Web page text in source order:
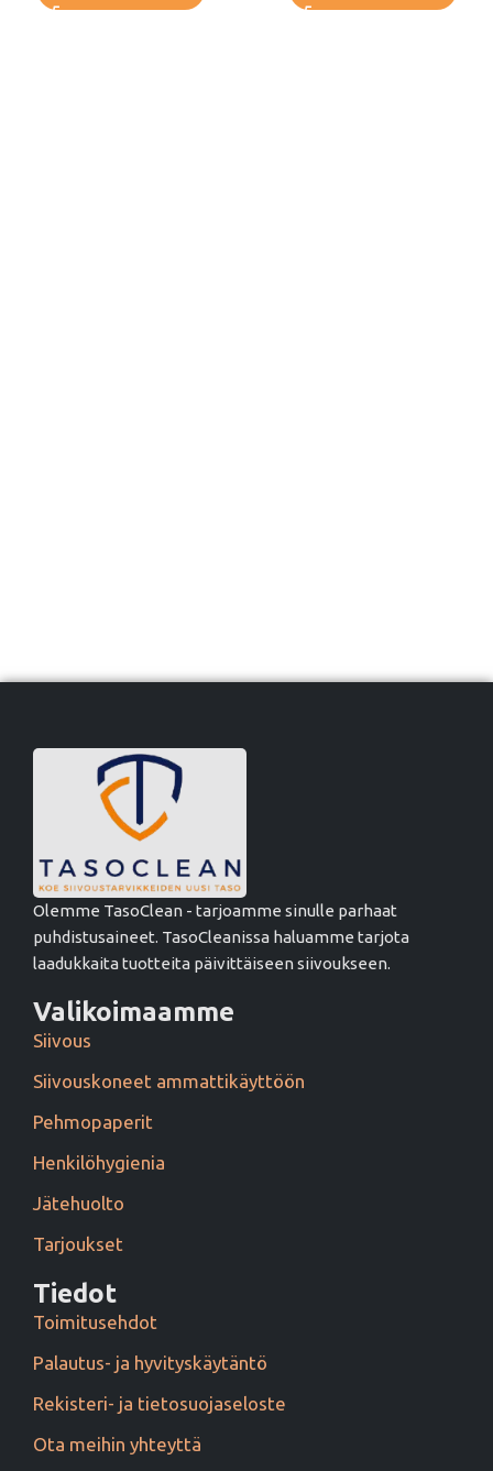
Olemme TasoClean - tarjoamme sinulle parhaat
puhdistusaineet. TasoCleanissa haluamme tarjota
laadukkaita tuotteita päivittäiseen siivoukseen.
Valikoimaamme
Siivous
Siivouskoneet ammattikäyttöön
Pehmopaperit
Henkilöhygienia
Jätehuolto
Tarjoukset
Tiedot
Toimitusehdot
Palautus- ja hyvityskäytäntö
Rekisteri- ja tietosuojaseloste
Ota meihin yhteyttä